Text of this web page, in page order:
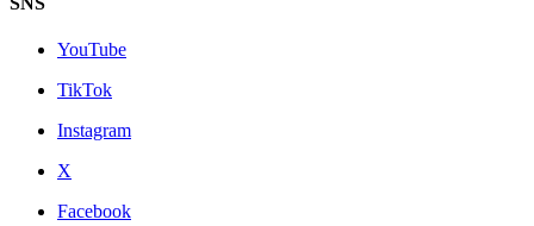
YouTube
TikTok
Instagram
X
Facebook